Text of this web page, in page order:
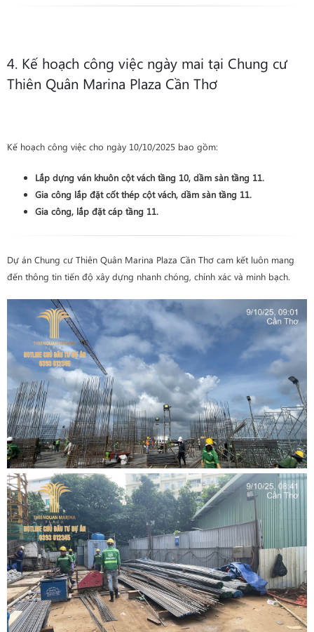
4. Kế hoạch công việc ngày mai tại Chung cư
Thiên Quân Marina Plaza Cần Thơ
Kế hoạch công việc cho ngày 10/10/2025 bao gồm:
Lắp dựng ván khuôn cột vách tầng 10, dầm sàn tầng 11.
Gia công lắp đặt cốt thép cột vách, dầm sàn tầng 11.
Gia công, lắp đặt cáp tầng 11.
Dự án Chung cư Thiên Quân Marina Plaza Cần Thơ cam kết luôn mang
đến thông tin tiến độ xây dựng nhanh chóng, chính xác và minh bạch.